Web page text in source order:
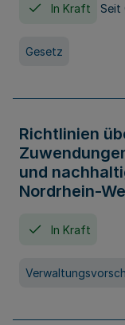
In Kraft Seit
Gesetz
Richtlinien
und
Nordrhein-
In Kraft